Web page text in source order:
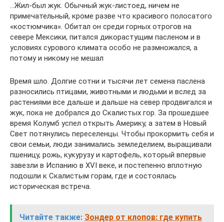
…Жил-был жук. Обычный жук-листоед, ничем не
примечательный, кроме разве что красивого полосатого
«костюмчика». Обитал он среди горных отрогов на
севере Мексики, питался дикорастущим пасленом и в
условиях сурового климата особо не размножался, а
потому и никому не мешал
Время шло. Долгие сотни и тысячи лет семена паслена
разносились птицами, животными и людьми и вслед за
растениями все дальше и дальше на север продвигался и
жук, пока не добрался до Скалистых гор. За прошедшее
время Колумб успел открыть Америку, а затем в Новый
Свет потянулись переселенцы. Чтобы прокормить себя и
свои семьи, люди занимались земледелием, выращивали
пшеницу, рожь, кукурузу и картофель, который впервые
завезли в Испанию в XVI веке, и постепенно вплотную
подошли к Скалистым горам, где и состоялась
историческая встреча.
Читайте также: Зондер от клопов: где купить